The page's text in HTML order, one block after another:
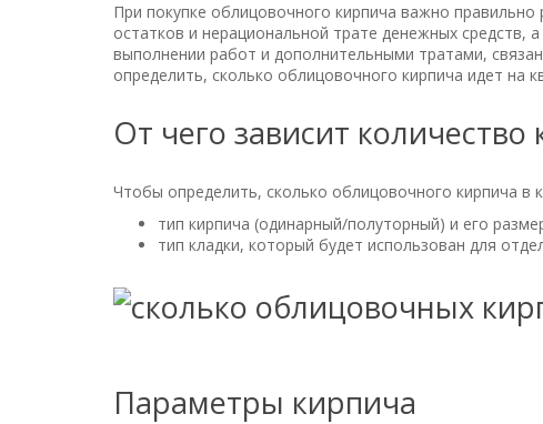
При покупке облицовочного кирпича важно
остатков и нерациональной трате денежных средств,
выполнении работ и дополнительными тратами,
определить, сколько облицовочного кирпича идет на
От чего зависит количество
Чтобы определить, сколько облицовочного кирпича в
тип кирпича (одинарный/полуторный) и его
тип кладки, который будет использован для
Параметры кирпича